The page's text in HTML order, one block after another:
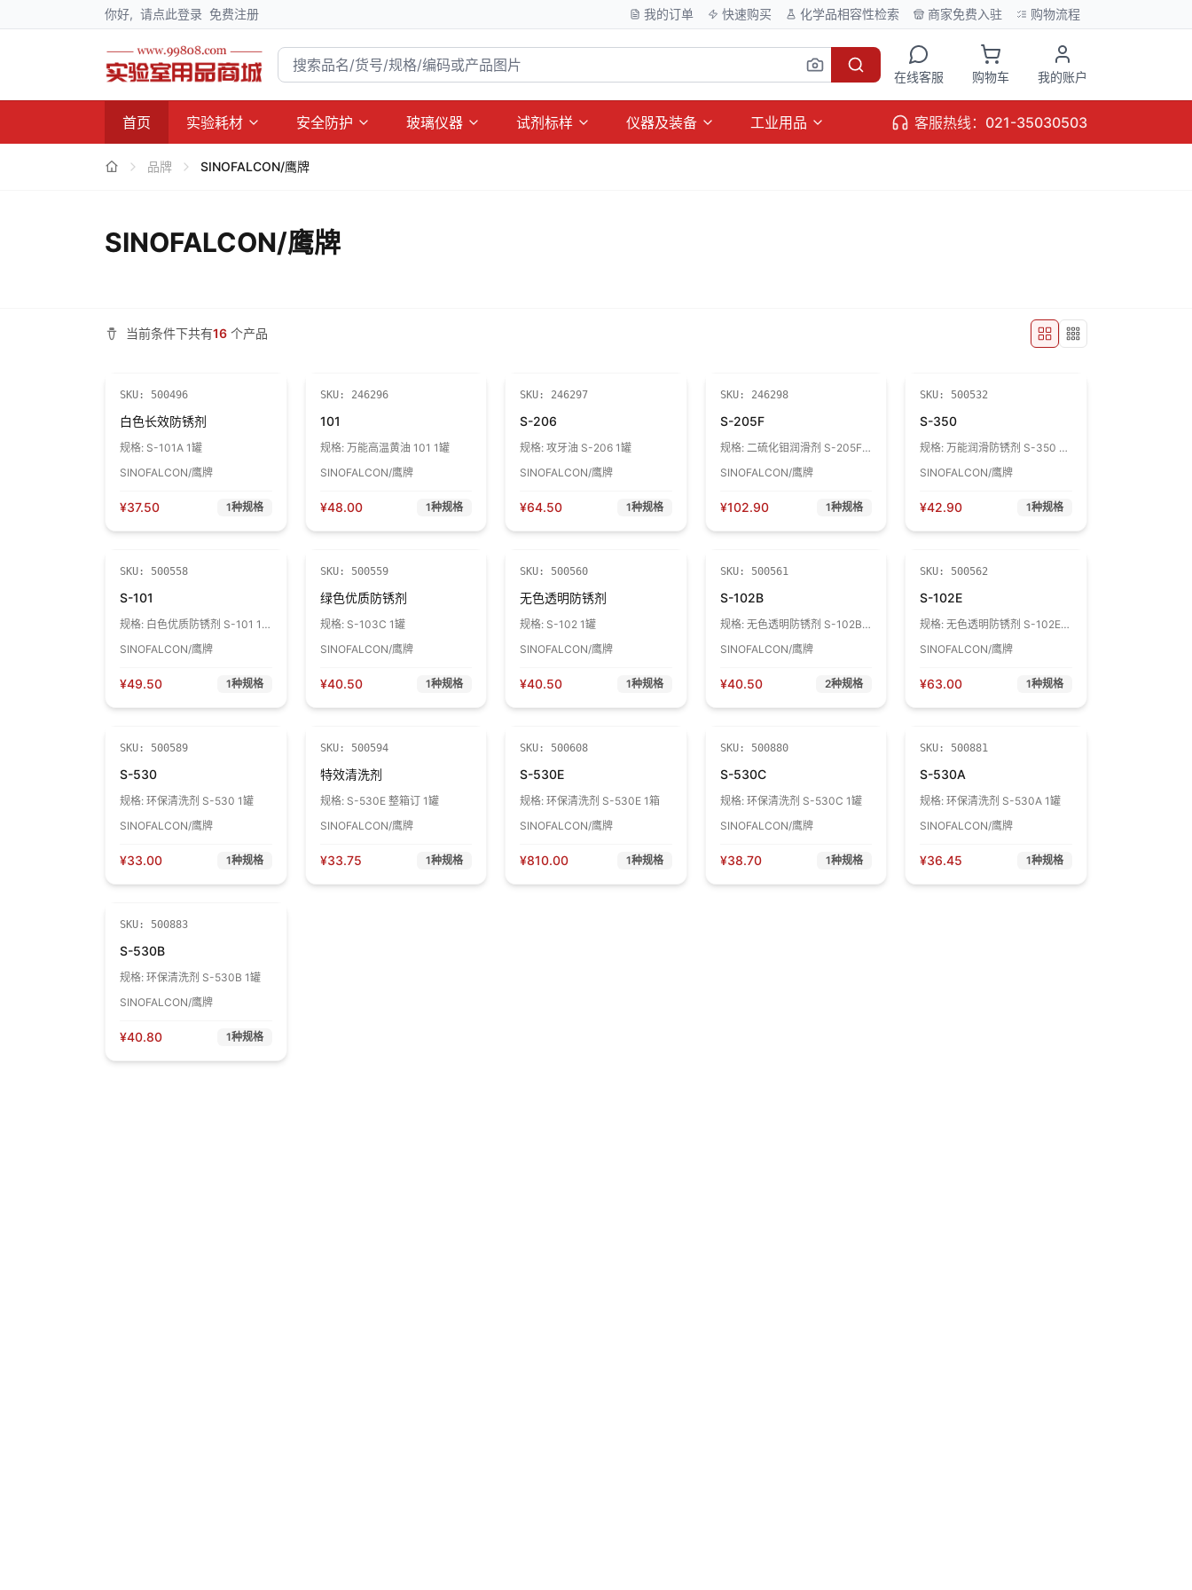
你好, 请点此登录 免费注册 我的订单 快速购买 化学品相容性检索 商家免费入驻 购物流程
在线客服 购物车 我的账户
首页 实验耗材 安全防护 玻璃仪器 试剂标样 仪器及装备 工业用品 客服热线：021-35030503
品牌 SINOFALCON/鹰牌
SINOFALCON/鹰牌
当前条件下共有16 个产品
SKU: 500496
白色长效防锈剂
规格: S-101A 1罐
SINOFALCON/鹰牌
¥37.50 1种规格
SKU: 246296
101
规格: 万能高温黄油 101 1罐
SINOFALCON/鹰牌
¥48.00 1种规格
SKU: 246297
S-206
规格:攻牙油 S-206 1罐
SINOFALCON/鹰牌
¥64.50 1种规格
SKU: 246298
S-205F
规格: 二硫化钼润滑剂 S-205F 1
SINOFALCON/鹰牌
¥102.90 1种规格
SKU: 500532
S-350
规格:万能润滑防锈剂 S-350 1
SINOFALCON/鹰牌
¥42.90 1种规格
SKU: 500558
S-101
规格: 白色优质防锈剂 S-101 1
SINOFALCON/鹰牌
¥49.50 1种规格
SKU: 500559
绿色优质防锈剂
规格: S-103C 1罐
SINOFALCON/鹰牌
¥40.50 1种规格
SKU: 500560
无色透明防锈剂
规格: S-102 1罐
SINOFALCON/鹰牌
¥40.50 1种规格
SKU: 500561
S-102B
规格: 无色透明防锈剂 S-102B 1
SINOFALCON/鹰牌
¥40.50 2种规格
SKU: 500562
S-102E
规格:无色透明防锈剂 S-102E 1
SINOFALCON/鹰牌
¥63.00 1种规格
SKU: 500589
S-530
规格: 环保清洗剂 S-530 1罐
SINOFALCON/鹰牌
¥33.00 1种规格
SKU: 500594
特效清洗剂
规格: S-530E 整箱订 1罐
SINOFALCON/鹰牌
¥33.75 1种规格
SKU: 500608
S-530E
规格:环保清洗剂 S-530E 1箱
SINOFALCON/鹰牌
¥810.00 1种规格
SKU: 500880
S-530C
规格: 环保清洗剂 S-530C 1罐
SINOFALCON/鹰牌
¥38.70 1种规格
SKU: 500881
S-530A
规格:环保清洗剂 S-530A 1罐
SINOFALCON/鹰牌
¥36.45 1种规格
SKU: 500883
S-530B
规格: 环保清洗剂 S-530B 1罐
SINOFALCON/鹰牌
¥40.80 1种规格